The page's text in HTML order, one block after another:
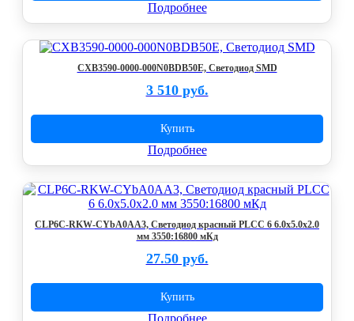
Подробнее
CXB3590-0000-000N0BDB50E, Светодиод SMD
3 510 руб.
Купить
Подробнее
CLP6C-RKW-CYbA0AA3, Светодиод красный PLCC 6 6.0x5.0x2.0
мм 3550:16800 мКд
27.50 руб.
Купить
Подробнее